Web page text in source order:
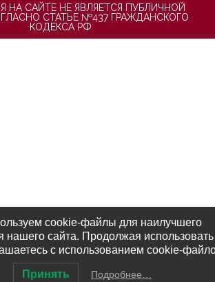
НА САЙТЕ НЕ ЯВЛЯЕТСЯ ПУБЛИЧНОЙ
СТАТЬЕ №437 ГРАЖДАНСКОГО
КОДЕКСА РФ
cookie-файлы для наилучшего
нашего сайта. Продолжая использовать
с использованием cookie-
Принять Подробнее…